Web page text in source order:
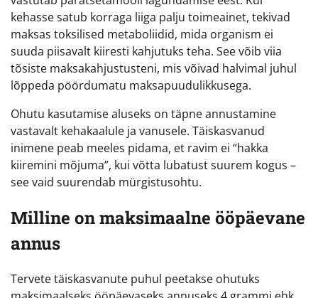
kehasse satub korraga liiga palju toimeainet, tekivad
maksas toksilised metaboliidid, mida organism ei
suuda piisavalt kiiresti kahjutuks teha. See võib viia
tõsiste maksakahjustusteni, mis võivad halvimal juhul
lõppeda pöördumatu maksapuudulikkusega.
Ohutu kasutamise aluseks on täpne annustamine
vastavalt kehakaalule ja vanusele. Täiskasvanud
inimene peab meeles pidama, et ravim ei “hakka
kiiremini mõjuma”, kui võtta lubatust suurem kogus –
see vaid suurendab mürgistusohtu.
Milline on maksimaalne ööpäevane
annus
Tervete täiskasvanute puhul peetakse ohutuks